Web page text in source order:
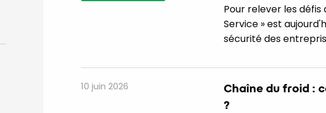
Pour relever les défis
Service » est
sécurité des
10 juin 2026
Chaîne du froid :
?